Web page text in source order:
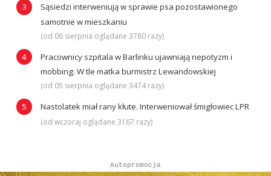
Sąsiedzi interweniują w sprawie psa pozostawionego
samotnie w mieszkaniu
(od 06 sierpnia oglądane 3780 razy)
Pracownicy szpitala w Barlinku ujawniają nepotyzm i
mobbing. W tle matka burmistrz Lewandowskiej
(od 05 sierpnia oglądane 3474 razy)
Nastolatek miał rany kłute. Interweniował śmigłowiec LPR
(od wczoraj oglądane 3167 razy)
Autopromocja